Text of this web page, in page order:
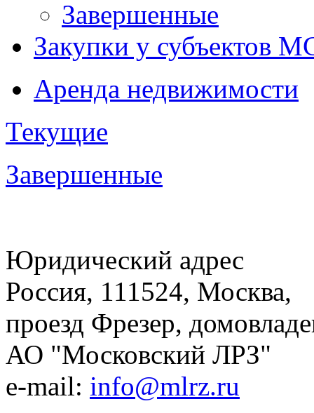
Завершенные
Закупки у субъектов
Аренда недвижимости
Текущие
Завершенные
Юридический адрес
Россия, 111524, Москва,
проезд Фрезер,
АО "Московский ЛРЗ"
e-mail: info@mlrz.ru